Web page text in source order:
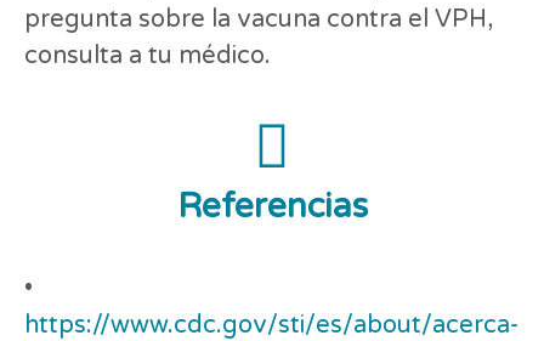
pregunta sobre la vacuna contra el VPH,
consulta a tu médico.
Referencias
•
https://www.cdc.gov/sti/es/about/acerca-